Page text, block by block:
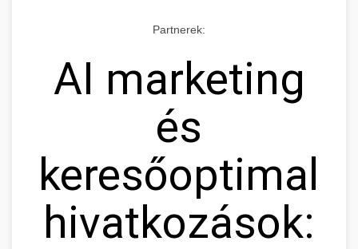
Partnerek:
AI marketing
és
hivatkozások: